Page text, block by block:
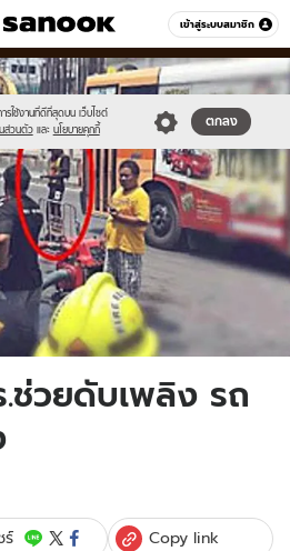
เข้าสู่ระบบสมาชิก
หมวดอื่นๆ
รใช้งานที่ดีที่สุดบน เว็บไซต์
นส่วนตัว และ นโยบายคุกกี้
ตกลง
logo-
7.jpg
วยดับเพลิง รถ
ร์ Copy link